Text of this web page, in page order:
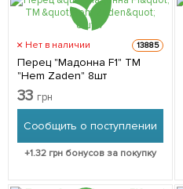
Нет в наличии 13885
Перец "Мадонна F1" ТМ
"Hem Zaden" 8шт
33 грн
Сообщить о поступлении
+1.32 грн бонусов за покупку